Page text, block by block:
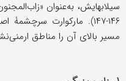
۱۴۶-۱۴۷). مارکوارت
مسیر بالای آن را مناطق